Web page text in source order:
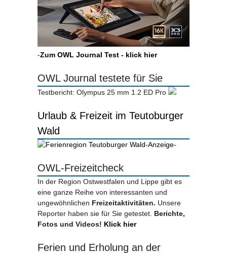
-Zum OWL Journal Test - klick hier
OWL Journal testete für Sie
Testbericht: Olympus 25 mm 1.2 ED Pro
Urlaub & Freizeit im Teutoburger
Wald
-Anzeige-
OWL-Freizeitcheck
In der Region Ostwestfalen und Lippe gibt es
eine ganze Reihe von interessanten und
ungewöhnlichen Freizeitaktivitäten. Unsere
Reporter haben sie für Sie getestet. Berichte,
Fotos und Videos! Klick hier
Ferien und Erholung an der